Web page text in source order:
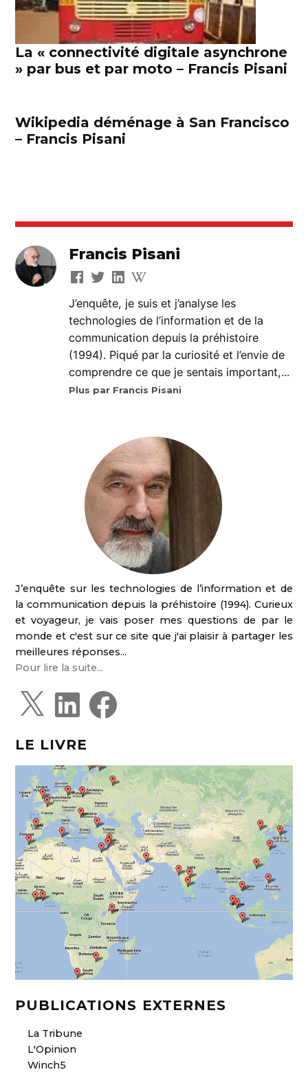
La « connectivité digitale asynchrone
» par bus et par moto – Francis Pisani
Wikipedia déménage à San Francisco
– Francis Pisani
Francis Pisani
J’enquête, je suis et j’analyse les
technologies de l’information et de la
communication depuis la préhistoire
(1994). Piqué par la curiosité et l’envie de
comprendre ce que je sentais important,...
Plus par Francis Pisani
J’enquête sur les technologies de l’information et de
la communication depuis la préhistoire (1994). Curieux
et voyageur, je vais poser mes questions de par le
monde et c'est sur ce site que j'ai plaisir à partager les
meilleures réponses...
Pour lire la suite...
X
L
k
d
I
a
c
LE LIVRE
PUBLICATIONS EXTERNES
La Tribune
L'Opinion
Winch5